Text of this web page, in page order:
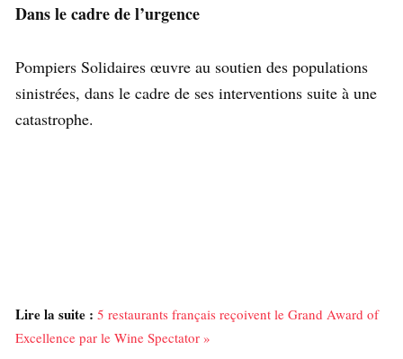
Dans le cadre de l’urgence
Pompiers Solidaires œuvre au soutien des populations
sinistrées, dans le cadre de ses interventions suite à une
catastrophe.
Lire la suite : 5 restaurants français reçoivent le Grand Award of
Excellence par le Wine Spectator »